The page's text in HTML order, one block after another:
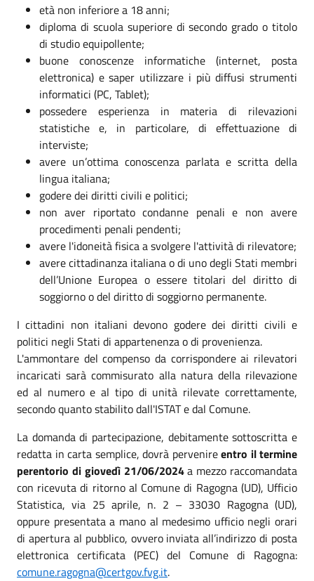
età non inferiore a 18 anni;
diploma di scuola superiore di secondo grado o titolo
di studio equipollente;
buone conoscenze informatiche (internet, posta
elettronica) e saper utilizzare i più diffusi strumenti
informatici (PC, Tablet);
possedere esperienza in materia di rilevazioni
statistiche e, in particolare, di effettuazione di
interviste;
avere un’ottima conoscenza parlata e scritta della
lingua italiana;
godere dei diritti civili e politici;
non aver riportato condanne penali e non avere
procedimenti penali pendenti;
avere l'idoneità fisica a svolgere l'attività di rilevatore;
avere cittadinanza italiana o di uno degli Stati membri
dell’Unione Europea o essere titolari del diritto di
soggiorno o del diritto di soggiorno permanente.
I cittadini non italiani devono godere dei diritti civili e
politici negli Stati di appartenenza o di provenienza.
L'ammontare del compenso da corrispondere ai rilevatori
incaricati sarà commisurato alla natura della rilevazione
ed al numero e al tipo di unità rilevate correttamente,
secondo quanto stabilito dall'ISTAT e dal Comune.
La domanda di partecipazione, debitamente sottoscritta e
redatta in carta semplice, dovrà pervenireentro il termine
perentorio di giovedì 21/06/2024a mezzo raccomandata
con ricevuta di ritorno al Comune di Ragogna (UD), Ufficio
Statistica, via 25 aprile, n. 2 – 33030 Ragogna (UD),
oppure presentata a mano al medesimo ufficio negli orari
di apertura al pubblico, ovvero inviata all’indirizzo di posta
elettronica certificata (PEC) del Comune di Ragogna:
comune.ragogna@certgov.fvg.it.